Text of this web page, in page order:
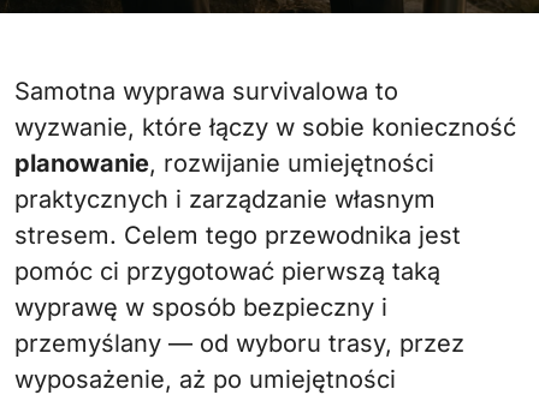
Samotna wyprawa survivalowa to
wyzwanie, które łączy w sobie konieczność
planowanie, rozwijanie umiejętności
praktycznych i zarządzanie własnym
stresem. Celem tego przewodnika jest
pomóc ci przygotować pierwszą taką
wyprawę w sposób bezpieczny i
przemyślany — od wyboru trasy, przez
wyposażenie, aż po umiejętności